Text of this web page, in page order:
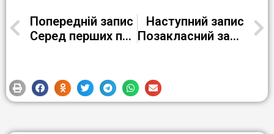
Попередній запис
Серед перших профтехів ми стали ОСТРІВЦЕМ ПРОГРЕСИЛЬНОСТІ
Наступний запис
Позакласний захід “Улюблені страви і напої Тараса Григоровича”